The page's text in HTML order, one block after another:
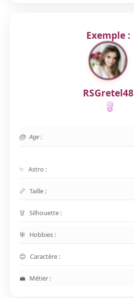
Exemple :
RSGretel48
Age :
Astro :
Taille :
Silhouette :
Hobbies :
Caractère :
Métier :